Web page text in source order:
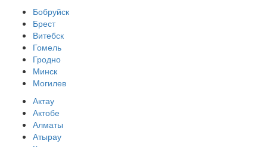
Бобруйск
Брест
Витебск
Гомель
Гродно
Минск
Могилев
Актау
Актобе
Алматы
Атырау